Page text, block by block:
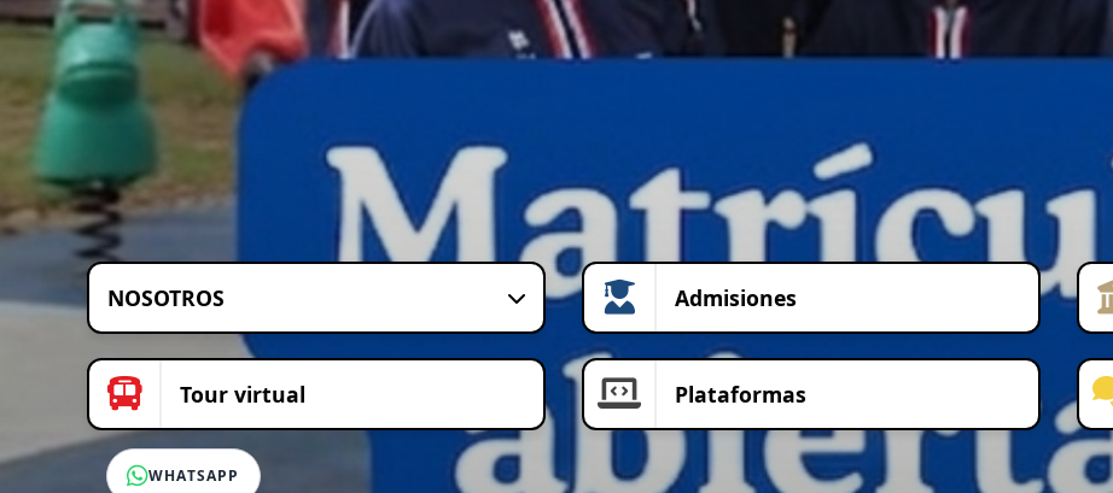
NOSOTROS Admisiones
Tour virtual Plataformas
WHATSAPP